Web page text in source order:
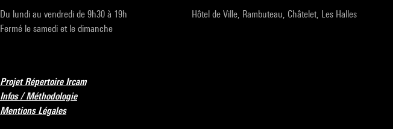
Du lundi au vendredi de 9h30 à 19h
Fermé le samedi et le dimanche
Hôtel de Ville, Rambuteau, Châtelet, Les Halles
Projet Répertoire Ircam
Infos / Méthodologie
Mentions Légales